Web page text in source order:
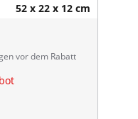
52 x 22 x 12 cm
vor dem Rabatt